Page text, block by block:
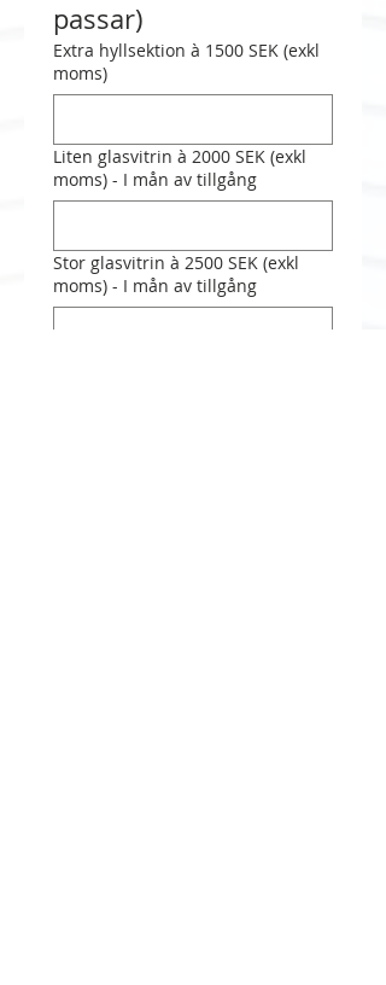
passar)
Extra hyllsektion à 1500 SEK (exkl
moms)
Liten glasvitrin à 2000 SEK (exkl
moms) - I mån av tillgång
Stor glasvitrin à 2500 SEK (exkl
moms) - I mån av tillgång